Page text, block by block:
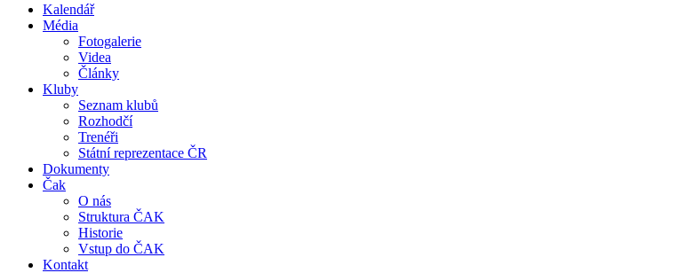
Kalendář
Média
Fotogalerie
Videa
Články
Kluby
Seznam klubů
Rozhodčí
Trenéři
Státní reprezentace ČR
Dokumenty
Čak
O nás
Struktura ČAK
Historie
Vstup do ČAK
Kontakt